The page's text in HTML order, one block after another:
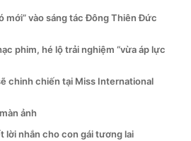
mới” vào sáng tác Đông Thiên Đức
phim, hé lộ trải nghiệm “vừa áp lực
chinh chiến tại Miss International
ảnh
lời nhắn cho con gái tương lai